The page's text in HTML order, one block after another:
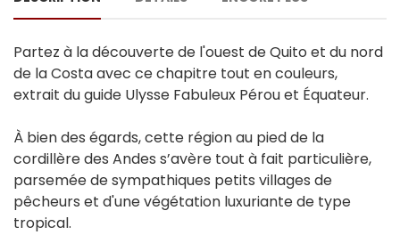
Partez à la découverte de l'ouest de Quito et du nord
de la Costa avec ce chapitre tout en couleurs,
extrait du guide Ulysse Fabuleux Pérou et Équateur.
À bien des égards, cette région au pied de la
cordillère des Andes s’avère tout à fait particulière,
parsemée de sympathiques petits villages de
pêcheurs et d'une végétation luxuriante de type
tropical.